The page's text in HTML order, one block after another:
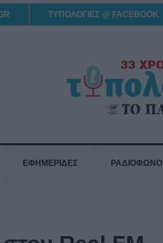
ΤΥΠΟΛΟΓΙΕΣ @ FACEBOOK
ΕΦΗΜΕΡΙΔΕΣ ΡΑΔΙΟΦΩΝΟ